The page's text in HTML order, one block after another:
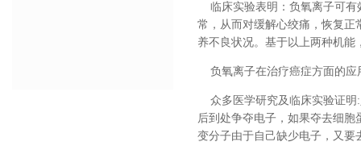
临床实验表明：负氧离子可有
常，从而对缓解心绞痛，恢复
养不良状况。基于以上两种机
负氧离子在治疗癌症方面的应
众多医学研究及临床实验证明:
后到处争夺电子，如果夺去细
变分子由于自己缺少电子，又要